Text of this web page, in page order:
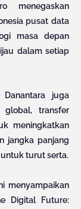
menegaskan
pusat data
masa depan
dalam setiap
juga
global, transfer
meningkatkan
jangka panjang
turut serta.
menyampaikan
Digital Future: